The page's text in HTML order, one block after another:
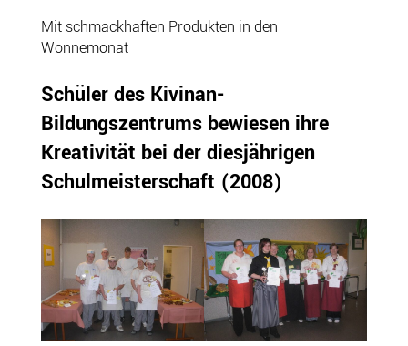
Mit schmackhaften Produkten in den
Wonnemonat
Schüler des Kivinan-
Bildungszentrums bewiesen ihre
Kreativität bei der diesjährigen
Schulmeisterschaft (2008)